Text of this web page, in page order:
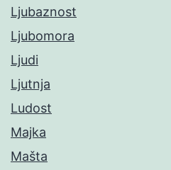
Ljubaznost
Ljubomora
Ljudi
Ljutnja
Ludost
Majka
Mašta